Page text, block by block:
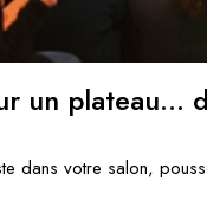
un plateau...
dans votre salon,